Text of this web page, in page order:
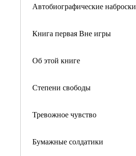
Автобиографические наброски
Книга первая Вне игры
Об этой книге
Степени свободы
Тревожное чувство
Бумажные солдатики